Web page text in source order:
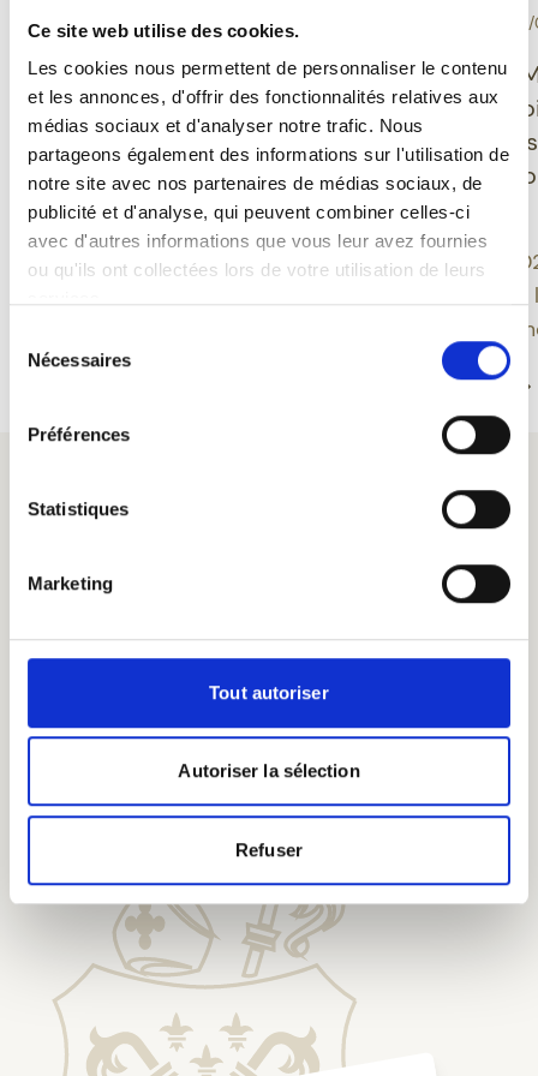
Ce site web utilise des cookies.
Les cookies nous permettent de personnaliser le contenu
et les annonces, d'offrir des fonctionnalités relatives aux
médias sociaux et d'analyser notre trafic. Nous
partageons également des informations sur l'utilisation de
notre site avec nos partenaires de médias sociaux, de
publicité et d'analyse, qui peuvent combiner celles-ci
avec d'autres informations que vous leur avez fournies
ou qu'ils ont collectées lors de votre utilisation de leurs
Nécessaires
Préférences
Statistiques
Marketing
Tout autoriser
Autoriser la sélection
Refuser
DÉGUSTATION - 10/06/2026
Grisette Bio sans
gluten : une bière belge
qui allie plaisir,
équilibre et modernité
Grisette propose une
approche moderne de la
sein d’une gamme bio
faire centenaire.
Ducasse de
Feuillien
nouveaux
inspirés du
montois
Une édition
approfondit
bière et
Lire la suite
Dégustez nos bières chez
nos Pèlerins d'Honneur